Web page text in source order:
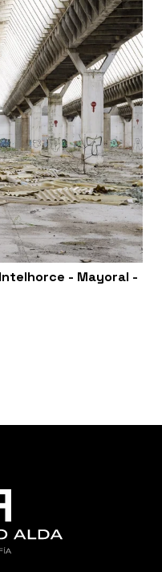
- Mayoral -